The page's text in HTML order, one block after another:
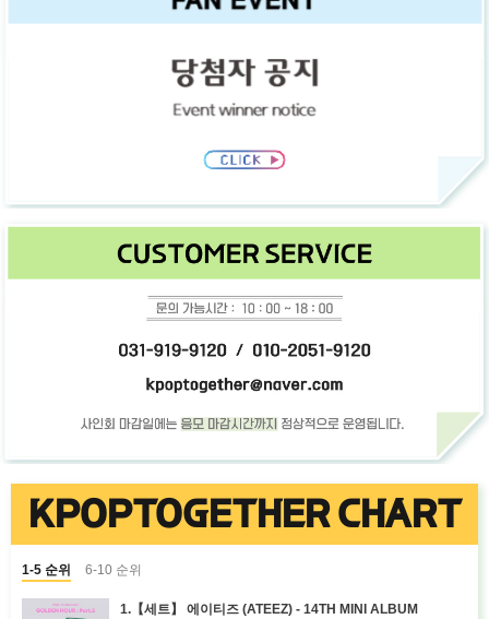
KPOPTOGETHER CHART
1-5 순위 6-10 순위
1.【세트】 에이티즈 (ATEEZ) - 14TH MINI ALBUM